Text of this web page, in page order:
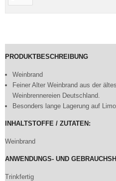
PRODUKTBESCHREIBUNG
Weinbrand
Feiner Alter Weinbrand aus der
Weinbrennereien Deutschland.
Besonders lange Lagerung auf
INHALTSTOFFE / ZUTATEN:
Weinbrand
ANWENDUNGS- UND
Trinkfertig